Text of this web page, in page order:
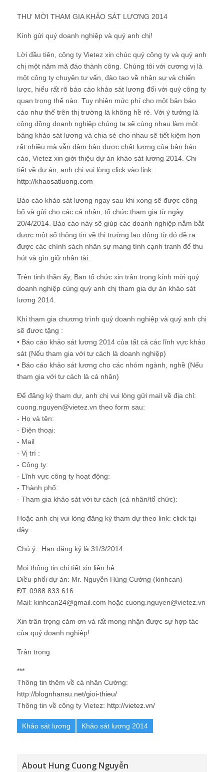
THƯ MỜI THAM GIA KHẢO SÁT LƯƠNG 2014
Kính gửi quý doanh nghiệp và quý anh chị!
Lời đầu tiên, công ty Vietez xin chúc quý công ty và quý anh
chị một năm mã đáo thành công. Chúng tôi với cương vị là
một công ty chuyên tư vấn, đào tạo về nhân sự và chiến
lược, hiểu rất rõ báo cáo khảo sát lương đối với quý công ty
quan trọng thế nào. Tuy nhiên mức phí cho một bản báo
cáo như thế trên thị trường là không hề rẻ. Với ý tưởng là
cộng đồng doanh nghiệp chúng ta sẽ cùng nhau làm một
bảng khảo sát lương và chia sẻ cho nhau sẽ tiết kiệm hơn
rất nhiều mà vẫn đảm bảo được chất lượng của bản báo
cáo, Vietez xin giới thiệu dự án khảo sát lương 2014. Chi
tiết về dự án, anh chị vui lòng click vào link:
http://khaosatluong.com
Báo cáo khảo sát lương ngay sau khi xong sẽ được công
bố và gửi cho các cá nhân, tổ chức tham gia từ ngày
20/4/2014. Báo cáo này sẽ giúp các doanh nghiệp nắm bắt
được một số thông tin về thị trường lao động từ đó đề ra
được các chính sách nhân sự mang tính cạnh tranh để thu
hút và gìn giữ nhân tài.
Trên tinh thần ấy, Ban tổ chức xin trân trọng kính mời quý
doanh nghiệp cùng quý anh chị tham gia dự án khảo sát
lương 2014.
Khi tham gia chương trình quý doanh nghiệp và quý anh chị
sẽ đươc tặng :
• Báo cáo khảo sát lương 2014 của tất cả các lĩnh vực khảo
sát (Nếu tham gia với tư cách là doanh nghiệp)
• Báo cáo khảo sát lương cho các nhóm ngành, nghề (Nếu
tham gia với tư cách là cá nhân)
Để đăng ký tham dự, anh chị vui lòng gửi mail về địa chỉ:
cuong.nguyen@vietez.vn theo form sau:
- Họ và tên:
- Điện thoại:
- Mail
- Vị trí :
- Công ty:
- Lĩnh vực công ty hoạt động:
- Thành phố:
- Tham gia khảo sát với tư cách (cá nhân/tổ chức):
Hoặc anh chị vui lòng đăng ký tham dự theo link: click tại
đây
Chú ý : Hạn đăng ký là 31/3/2014
Mọi thông tin chi tiết xin liên hệ:
Điều phối dự án: Mr. Nguyễn Hùng Cường (kinhcan)
ĐT: 0988 833 616
Mail: kinhcan24@gmail.com hoặc cuong.nguyen@vietez.vn
Xin trân trọng cảm ơn và rất mong nhận được sự hợp tác
của quý doanh nghiệp!
Trân trọng
***
Thông tin thêm về cá nhân Cường:
http://blognhansu.net/gioi-thieu/
Thông tin về công ty Vietez: http://vietez.vn/
Khảo sát lương Khảo sát lương 2014
About Hung Cuong Nguyễn